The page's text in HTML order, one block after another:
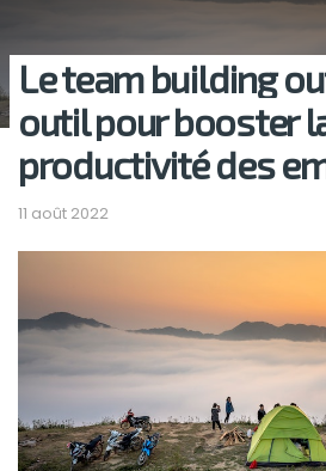
Le team building
outil pour booster
productivité des
11 août 2022